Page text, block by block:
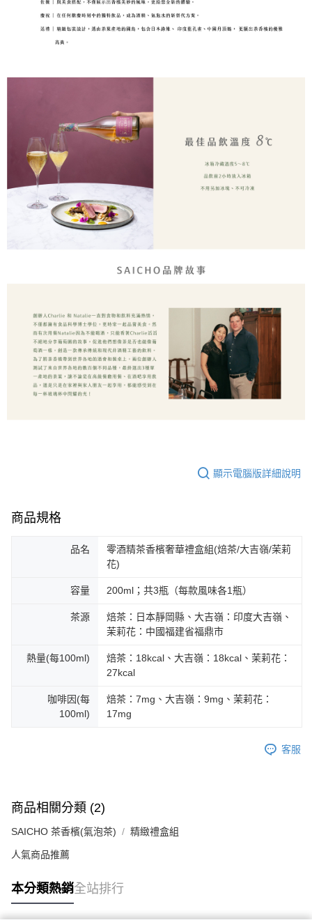
顯示電腦版詳細說明
商品規格
品名
零酒精茶香檳奢華禮盒組(焙茶/大吉嶺/茉莉
花)
容量 200ml；共3瓶（每款風味各1瓶）
茶源
焙茶：日本靜岡縣、大吉嶺：印度大吉嶺、
茉莉花：中國福建省福鼎市
熱量(每100ml)
焙茶：18kcal、大吉嶺：18kcal、茉莉花：
27kcal
咖啡因(每
100ml)
焙茶：7mg、大吉嶺：9mg、茉莉花：
17mg
客服
商品相關分類 (2)
SAICHO 茶香檳(氣泡茶) 精緻禮盒組
人氣商品推薦
本分類熱銷全站排行